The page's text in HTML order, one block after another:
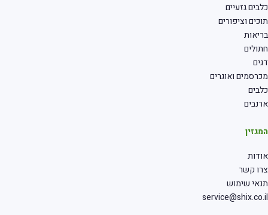
גזעיים
וציפורים
ואוגרים
קשר
שימוש